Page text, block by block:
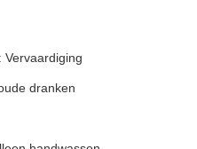
Vervaardiging
dranken